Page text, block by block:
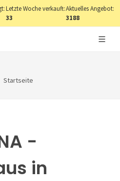
Letzte Woche verkauft:
33
Aktuelles Angebot:
3188
Startseite
-
in